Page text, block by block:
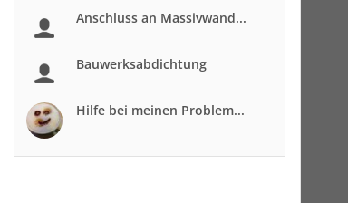
Anschluss an Massivwand...
Bauwerksabdichtung
Hilfe bei meinen Problem...